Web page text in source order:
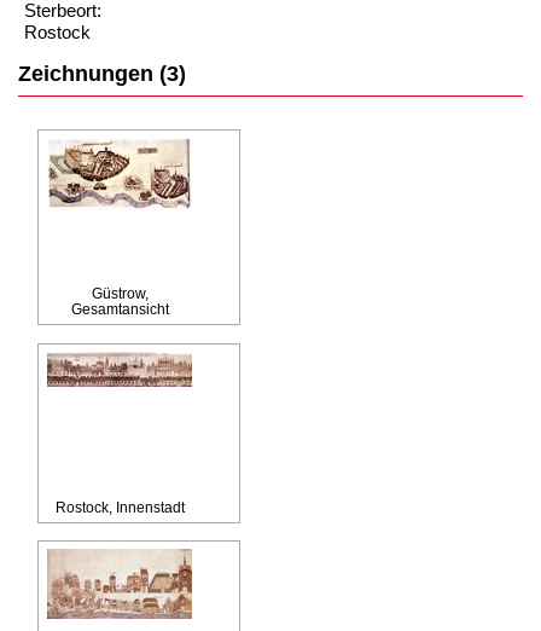
Sterbeort:
Rostock
Zeichnungen (3)
Güstrow,
Gesamtansicht
Rostock, Innenstadt